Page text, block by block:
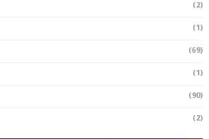
(2)
(1)
(69)
(1)
(90)
(2)